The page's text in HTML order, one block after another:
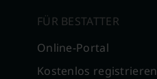
FÜR BESTATTER
Online-Portal
Kostenlos registrieren